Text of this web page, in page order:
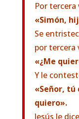
Por tercera
«Simón,
Se
por tercera
«¿Me
Y le
«Señor, tú
quiero».
Jesús le